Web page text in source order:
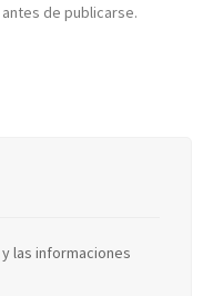
de publicarse.
las informaciones